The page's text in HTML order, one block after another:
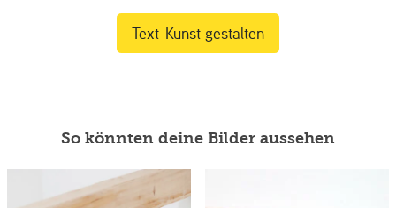
Text-Kunst gestalten
So könnten deine Bilder aussehen